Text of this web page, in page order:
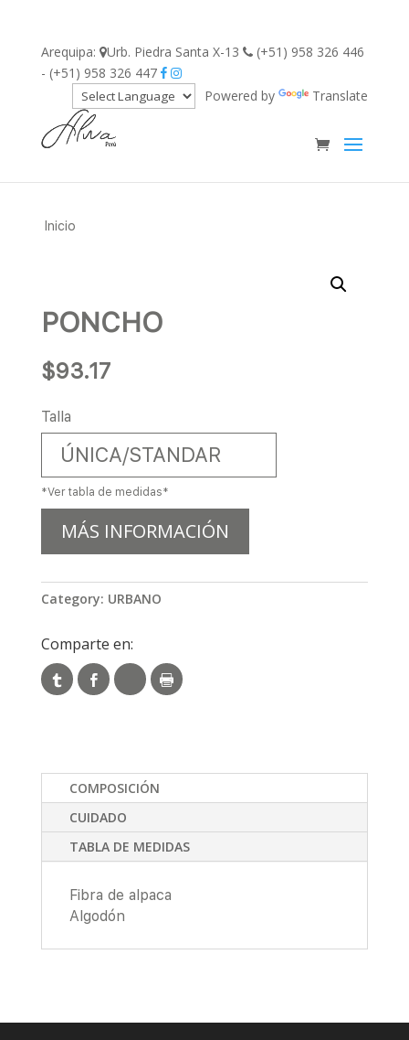
Arequipa: Urb. Piedra Santa X-13
(+51) 958 326 446
- (+51) 958 326 447
Powered by
Translate
Inicio
PONCHO
$93.17
Talla
ÚNICA/STANDAR
*Ver tabla de medidas*
MÁS INFORMACIÓN
Category: URBANO
Comparte en:
COMPOSICIÓN
CUIDADO
TABLA DE MEDIDAS
Fibra de alpaca
Algodón